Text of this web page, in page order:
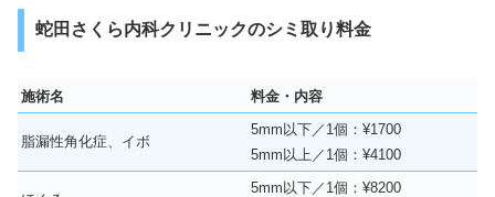
蛇田さくら内科クリニックのシミ取り料金
施術名 料金・内容
脂漏性角化症、イボ
5mm以下／1個：¥1700
5mm以上／1個：¥4100
5mm以下／1個：¥8200